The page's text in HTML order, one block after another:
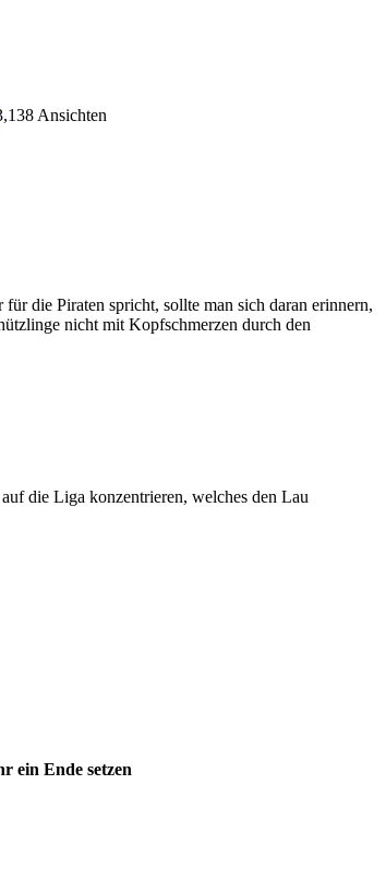
Ansichten
die Piraten spricht, sollte man sich daran erinnern,
nicht mit Kopfschmerzen durch den
die Liga konzentrieren, welches den Lau
ein Ende setzen